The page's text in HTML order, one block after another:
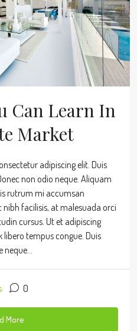
Can Learn In
Market
adipiscing elit. Duis
non odio neque. Aliquam
rutrum mi accumsan
facilisis, at malesuada orci
cursus. Ut et adipiscing
tempus congue. Duis
0
More